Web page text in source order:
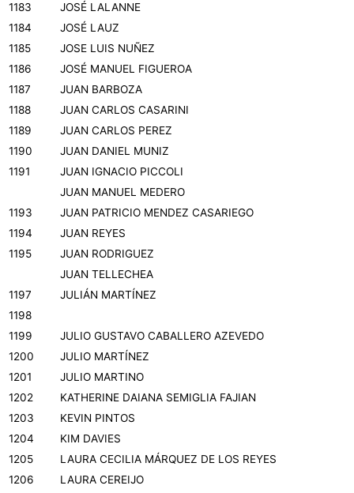
1183
JOSÉ LALANNE
1184
JOSÉ LAUZ
1185
JOSE LUIS NUÑEZ
1186
JOSÉ MANUEL FIGUEROA
1187
JUAN BARBOZA
1188
JUAN CARLOS CASARINI
1189
JUAN CARLOS PEREZ
1190
JUAN DANIEL MUNIZ
1191
JUAN IGNACIO PICCOLI
JUAN MANUEL MEDERO
1193
JUAN PATRICIO MENDEZ CASARIEGO
1194
JUAN REYES
1195
JUAN RODRIGUEZ
JUAN TELLECHEA
1197
JULIÁN MARTÍNEZ
1198
1199
JULIO GUSTAVO CABALLERO AZEVEDO
1200
JULIO MARTÍNEZ
1201
JULIO MARTINO
1202
KATHERINE DAIANA SEMIGLIA FAJIAN
1203
KEVIN PINTOS
1204
KIM DAVIES
1205
LAURA CECILIA MÁRQUEZ DE LOS REYES
1206
LAURA CEREIJO